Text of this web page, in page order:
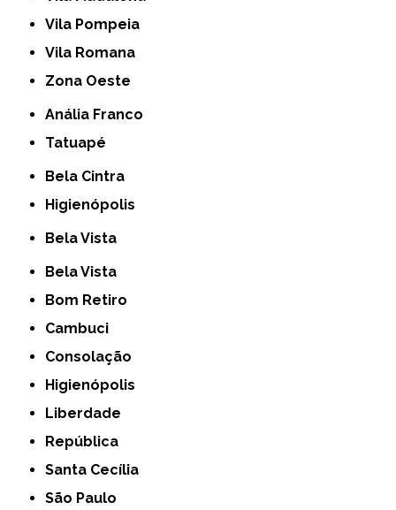
Vila Pompeia
Vila Romana
Zona Oeste
Anália Franco
Tatuapé
Bela Cintra
Higienópolis
Bela Vista
Bela Vista
Bom Retiro
Cambuci
Consolação
Higienópolis
Liberdade
República
Santa Cecília
São Paulo